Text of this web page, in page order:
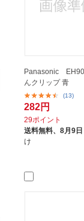
Panasonic
んクリップ 青
(13)
282円
29ポイント
送料無料、 8月9日
け